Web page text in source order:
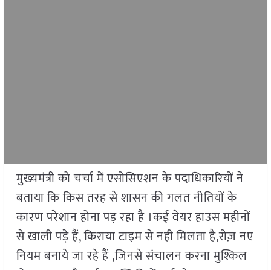
मुख्यमंत्री को चर्चा में एसोसिएशन के पदाधिकारियों ने
बताया कि किस तरह से शासन की गलत नीतियों के
कारण परेशान होना पड़ रहा है ।कई वेयर हाउस महीनों
से खाली पड़े हैं, किराया टाइम से नही मिलता है,रोज़ नए
नियम बनाये जा रहे हैं ,जिनसे संचालन करना मुश्किल